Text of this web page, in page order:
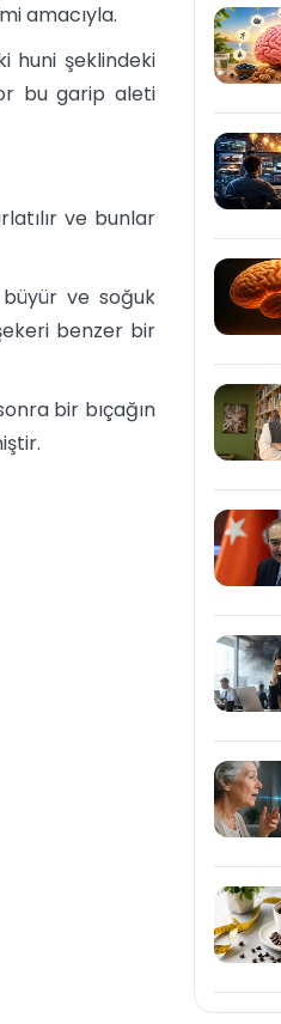
amacıyla.
huni şeklindeki
bu garip aleti
ve bunlar
ve soğuk
benzer bir
bir bıçağın